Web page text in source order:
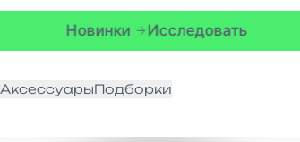
Исследовать
АксессуарыПодборки